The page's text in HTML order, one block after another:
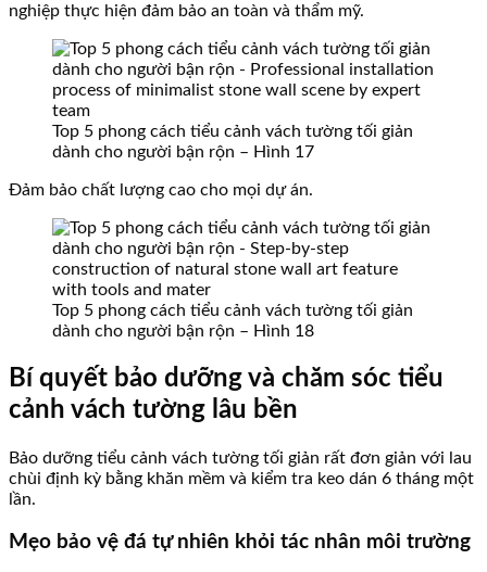
nghiệp thực hiện đảm bảo an toàn và thẩm mỹ.
Top 5 phong cách tiểu cảnh vách tường tối giản
dành cho người bận rộn – Hình 17
Đảm bảo chất lượng cao cho mọi dự án.
Top 5 phong cách tiểu cảnh vách tường tối giản
dành cho người bận rộn – Hình 18
Bí quyết bảo dưỡng và chăm sóc tiểu
cảnh vách tường lâu bền
Bảo dưỡng tiểu cảnh vách tường tối giản rất đơn giản với lau
chùi định kỳ bằng khăn mềm và kiểm tra keo dán 6 tháng một
lần.
Mẹo bảo vệ đá tự nhiên khỏi tác nhân môi trường